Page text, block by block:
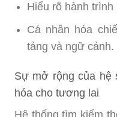
Hiểu rõ hành
Cá nhân hóa
tảng và ngữ cảnh.
Sự mở rộng của hệ
hóa cho tương lai
Hệ thống tìm kiếm